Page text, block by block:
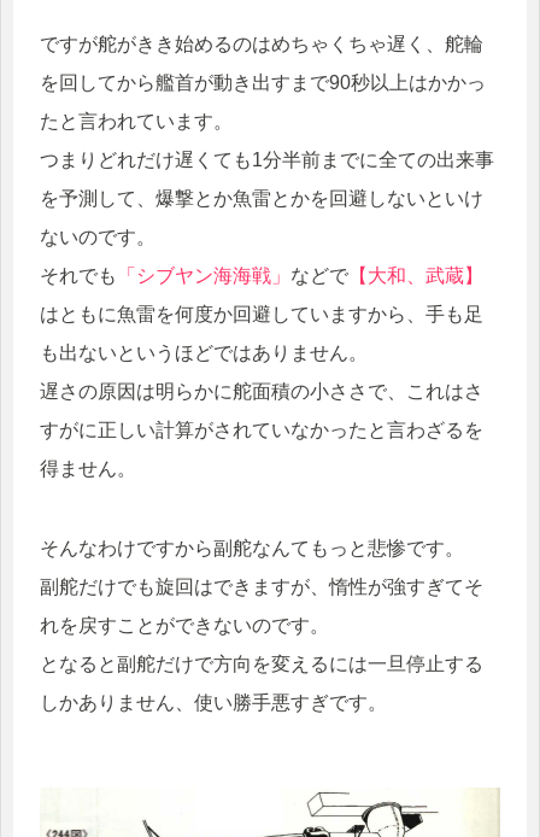
ですが舵がきき始めるのはめちゃくちゃ遅く、舵輪
を回してから艦首が動き出すまで90秒以上はかかっ
たと言われています。
つまりどれだけ遅くても1分半前までに全ての出来事
を予測して、爆撃とか魚雷とかを回避しないといけ
ないのです。
それでも
「シブヤン海海戦」 などで 【大和、武蔵】
はともに魚雷を何度か回避していますから、手も足
も出ないというほどではありません。
遅さの原因は明らかに舵面積の小ささで、これはさ
すがに正しい計算がされていなかったと言わざるを
得ません。
そんなわけですから副舵なんてもっと悲惨です。
副舵だけでも旋回はできますが、惰性が強すぎてそ
れを戻すことができないのです。
となると副舵だけで方向を変えるには一旦停止する
しかありません、使い勝手悪すぎです。